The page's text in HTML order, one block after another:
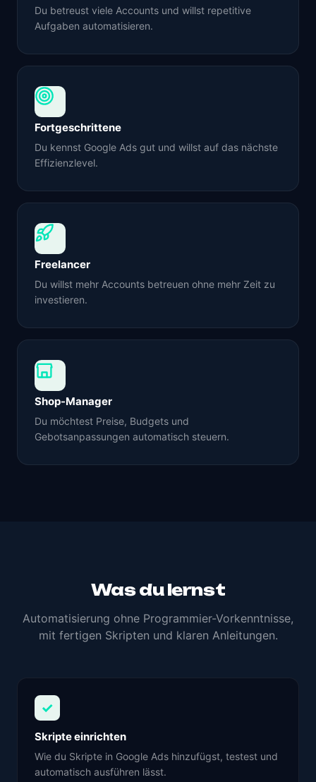
Du betreust viele Accounts und willst repetitive
Aufgaben automatisieren.
Fortgeschrittene
Du kennst Google Ads gut und willst auf das nächste
Effizienzlevel.
Freelancer
Du willst mehr Accounts betreuen ohne mehr Zeit zu
investieren.
Shop-Manager
Du möchtest Preise, Budgets und
Gebotsanpassungen automatisch steuern.
Was du lernst
Automatisierung ohne Programmier-Vorkenntnisse,
mit fertigen Skripten und klaren Anleitungen.
✓
Skripte einrichten
Wie du Skripte in Google Ads hinzufügst, testest und
automatisch ausführen lässt.